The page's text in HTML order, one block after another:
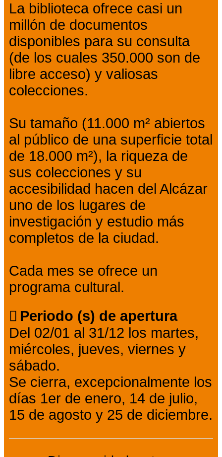
La biblioteca ofrece casi un
millón de documentos
disponibles para su consulta
(de los cuales 350.000 son de
libre acceso) y valiosas
colecciones.
Su tamaño (11.000 m² abiertos
al público de una superficie total
de 18.000 m²), la riqueza de
sus colecciones y su
accesibilidad hacen del Alcázar
uno de los lugares de
investigación y estudio más
completos de la ciudad.
Cada mes se ofrece un
programa cultural.
Periodo (s) de apertura
Del 02/01 al 31/12 los martes,
miércoles, jueves, viernes y
sábado.
Se cierra, excepcionalmente los
días 1er de enero, 14 de julio,
15 de agosto y 25 de diciembre.